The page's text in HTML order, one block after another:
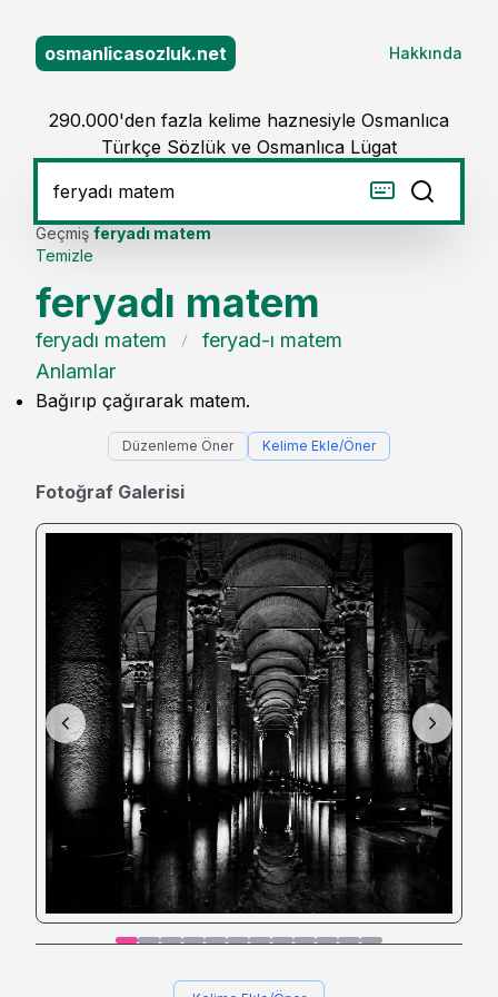
osmanlicasozluk.net Hakkında
290.000'den fazla kelime haznesiyle Osmanlıca
Türkçe Sözlük ve Osmanlıca Lügat
Geçmiş
Temizle
feryadı matem
feryadı matem
feryadı matem
feryad-ı matem
Anlamlar
Bağırıp çağırarak matem.
Düzenleme Öner Kelime Ekle/Öner
Fotoğraf Galerisi